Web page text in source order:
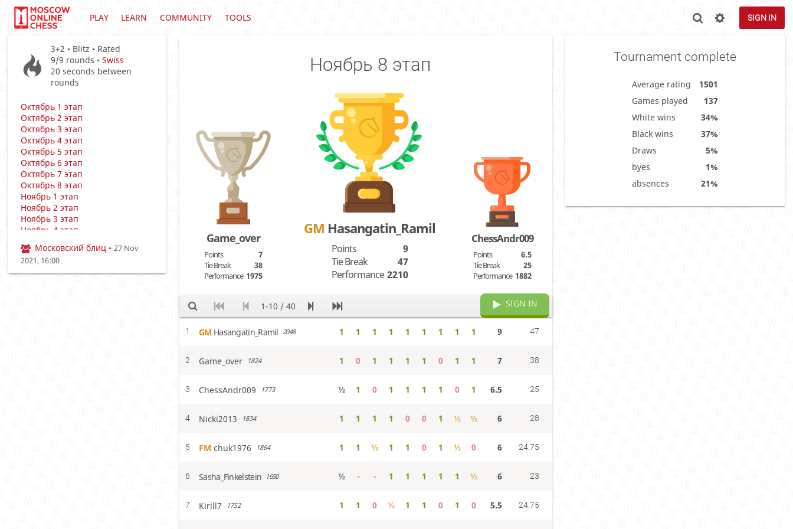
PLAY LEARN COMMUNITY TOOLS SIGN IN
3+2 • Blitz • Rated
9/9 rounds •Swiss
20 seconds between
rounds
Октябрь 1 этап
Октябрь 2 этап
Октябрь 3 этап
Октябрь 4 этап
Октябрь 5 этап
Октябрь 6 этап
Октябрь 7 этап
Октябрь 8 этап
Ноябрь 1 этап
Ноябрь 2 этап
Ноябрь 3 этап
Ноябрь 4 этап
Ноябрь 6 этап
Ноябрь 7 этап
Ноябрь 8 этап
Московский блиц• 27 Nov
2021, 16:00
Tournament complete
Average rating
1501
Games played
137
White wins
34%
Black wins
37%
Draws
5%
byes
1%
absences
21%
Ноябрь 8 этап
Game_over
Points
7
Tie Break
38
Performance 1975
GM Hasangatin_Ramil
Points
9
Tie Break
47
Performance 2210
ChessAndr009
Points
6.5
Tie Break
25
Performance 1882
1-10 / 40 SIGN IN
1 GM Hasangatin_Ramil 2048 1 1 1 1 1 1 1 1 1 9 47
2 Game_over 1824 1 0 1 1 1 1 0 1 1 7 38
3 ChessAndr009 1773 ½ 1 0 1 1 1 1 0 1 6.5 25
4 Nicki2013 1834 1 1 1 1 0 0 1 ½ ½ 6 28
5 FM chuk1976 1864 1 1 ½ 1 1 0 1 ½ 0 6 24.75
6 Sasha_Finkelstein 1650 ½ - - 1 1 1 1 1 ½ 6 23
7 Kirill7 1752 1 1 0 ½ 1 1 0 1 0 5.5 24.75